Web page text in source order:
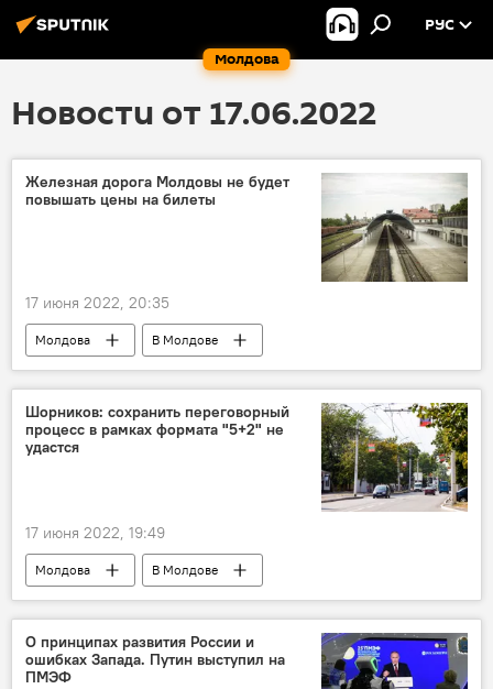
Молдова
РУС
Новости от 17.06.2022
Железная дорога Молдовы не будет
повышать цены на билеты
17 июня 2022, 20:35
Молдова
В Молдове
Железная дорога Молдовы
Шорников: сохранить переговорный
процесс в рамках формата "5+2" не
удастся
17 июня 2022, 19:49
Молдова
В Молдове
Приднестровье
переговоры
переговоры в формате "5+2"
О принципах развития России и
ошибках Запада. Путин выступил на
ПМЭФ